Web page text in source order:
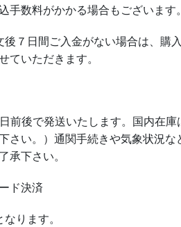
数料がかかる場合もございます。
７日間ご入金がない場合は、購
ていただきます。
前後で発送いたします。国内在
さい。）通関手続きや気象状況な
承下さい。
ド決済
ります。